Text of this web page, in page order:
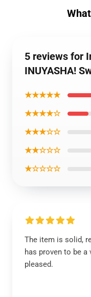
5 reviews for
INUYASHA!
★★★★★
★★★★☆
★★★☆☆
★★☆☆☆
★☆☆☆☆
The item is solid,
has proven to be a
pleased.